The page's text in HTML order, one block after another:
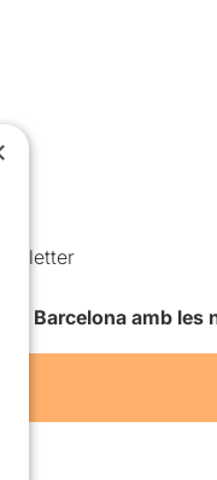
Barcelona amb